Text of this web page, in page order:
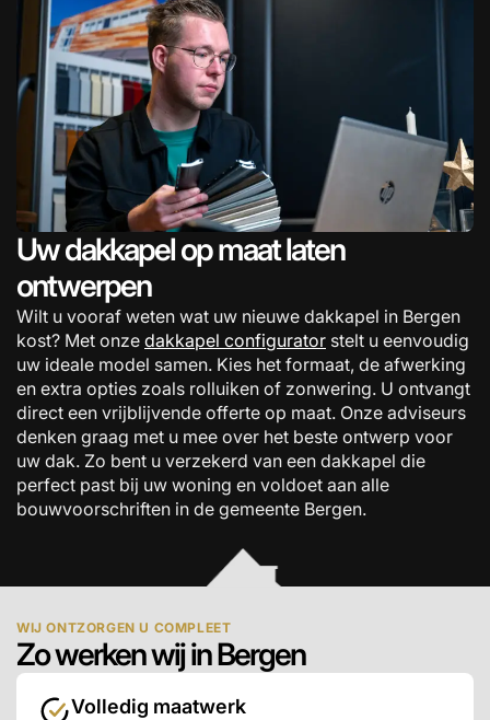
Uw dakkapel op maat laten
ontwerpen
Wilt u vooraf weten wat uw nieuwe dakkapel in Bergen
kost? Met onze dakkapel configurator stelt u eenvoudig
uw ideale model samen. Kies het formaat, de afwerking
en extra opties zoals rolluiken of zonwering. U ontvangt
direct een vrijblijvende offerte op maat. Onze adviseurs
denken graag met u mee over het beste ontwerp voor
uw dak. Zo bent u verzekerd van een dakkapel die
perfect past bij uw woning en voldoet aan alle
bouwvoorschriften in de gemeente Bergen.
WIJ ONTZORGEN U COMPLEET
Zo werken wij in Bergen
Volledig maatwerk